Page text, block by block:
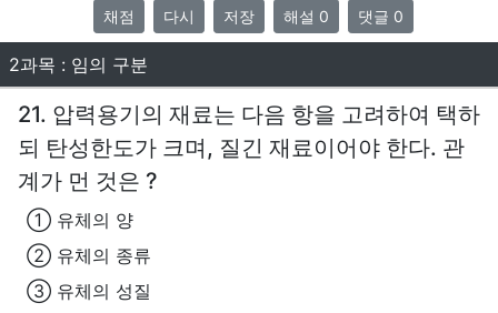
채점 다시 저장 해설 0 댓글 0
2과목 : 임의 구분
21. 압력용기의 재료는 다음 항을 고려하여 택하
되 탄성한도가 크며, 질긴 재료이어야 한다. 관
계가 먼 것은 ?
① 유체의 양
② 유체의 종류
③ 유체의 성질